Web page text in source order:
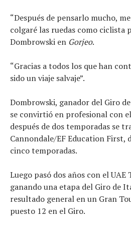
“Después de pensarlo mucho,
colgaré las ruedas como ciclista
Dombrowski en Gorjeo.
“Gracias a todos los que han
sido un viaje salvaje”.
Dombrowski, ganador del Giro
se convirtió en profesional con
después de dos temporadas se
Cannondale/EF Education First,
cinco temporadas.
Luego pasó dos años con el UAE
ganando una etapa del Giro de
resultado general en un Gran
puesto 12 en el Giro.